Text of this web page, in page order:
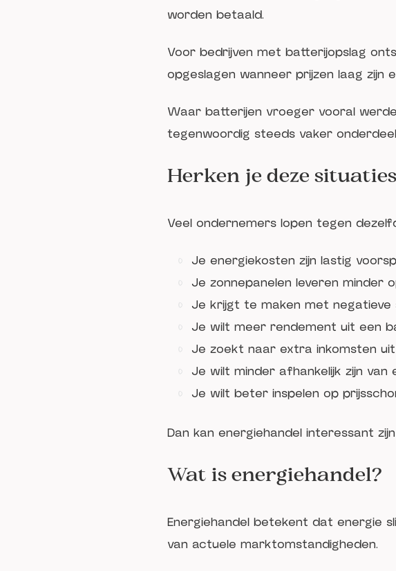
worden betaald.
Voor bedrijven met batterijopslag
opgeslagen wanneer prijzen laag
Waar batterijen vroeger vooral
tegenwoordig steeds vaker
Herken je deze
Veel ondernemers lopen tegen
Je energiekosten zijn lastig
Je zonnepanelen leveren minder
Je krijgt te maken met negatieve
Je wilt meer rendement uit een
Je zoekt naar extra inkomsten
Je wilt minder afhankelijk zijn van
Je wilt beter inspelen op
Dan kan energiehandel interessant
Wat is energiehandel?
Energiehandel betekent dat energie
van actuele marktomstandigheden.